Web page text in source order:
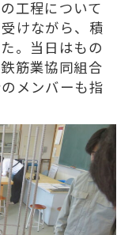
ものづくりフェア
青森県技能士会
工程について
けながら、 積
。当日はもの
筋業協同組合
メンバーも指